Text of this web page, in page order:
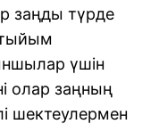
заңды түрде
тыйым
үшін
олар заңның
шектеулермен